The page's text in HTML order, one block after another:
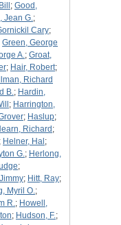
; Good,
Jean G.;
Cary;
Green, George
A.; Groat,
; Hair, Robert;
Richard
B.; Hardin,
; Harrington,
; Haslup;
Richard ;
; Helner, Hal ;
G.; Herlong,
;
; Hitt, Ray;
Myril O.;
R.; Howell,
; Hudson, F.;